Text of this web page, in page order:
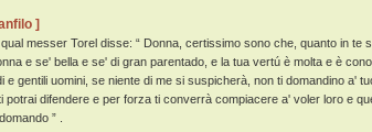
]
qual messer Torel disse: “ Donna, certissimo sono che, quanto in
e se' bella e se' di gran parentado, e la tua vertú è molta e è
e gentili uomini, se niente di me si suspicherà, non ti domandino a'
potrai difendere e per forza ti converrà compiacere a' voler loro e
” .